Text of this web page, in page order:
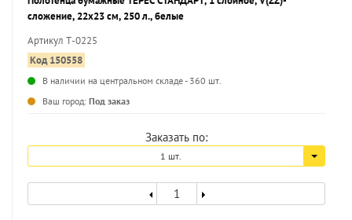
сложение, 22х23 см, 250 л., белые
Артикул Т-0225
Код 150558
В наличии на центральном складе - 360 шт.
Ваш город: Под заказ
Заказать по:
1 шт.